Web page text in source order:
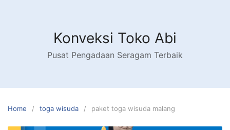
Konveksi Toko Abi
Pusat Pengadaan Seragam Terbaik
Home toga wisuda paket toga wisuda malang